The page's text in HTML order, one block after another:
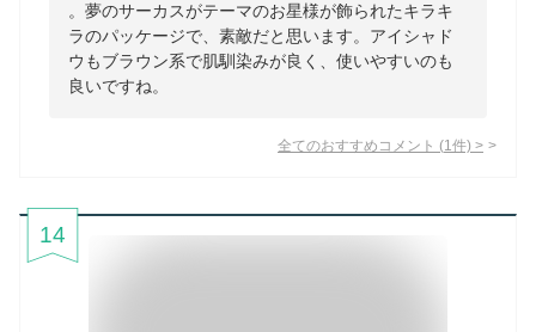
。夢のサーカスがテーマのお星様が飾られたキラキ
ラのパッケージで、素敵だと思います。アイシャド
ウもブラウン系で肌馴染みが良く、使いやすいのも
良いですね。
全てのおすすめコメント (1 件) >
14